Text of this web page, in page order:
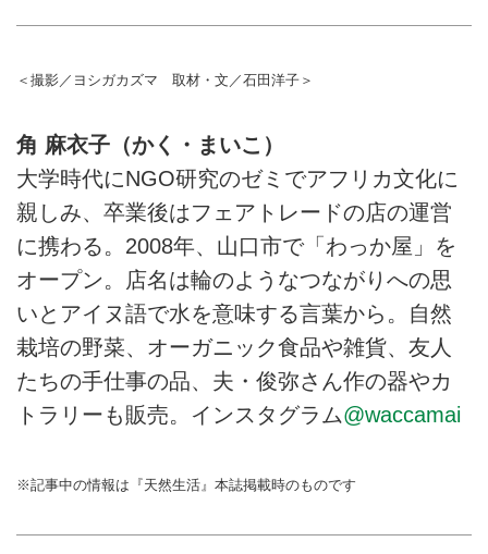
＜撮影／ヨシガカズマ 取材・文／石田洋子＞
角 麻衣子（かく・まいこ）
大学時代にNGO研究のゼミでアフリカ文化に
親しみ、卒業後はフェアトレードの店の運営
に携わる。2008年、山口市で「わっか屋」を
オープン。店名は輪のようなつながりへの思
いとアイヌ語で水を意味する言葉から。自然
栽培の野菜、オーガニック食品や雑貨、友人
たちの手仕事の品、夫・俊弥さん作の器やカ
トラリーも販売。インスタグラム@waccamai
※記事中の情報は『天然生活』本誌掲載時のものです